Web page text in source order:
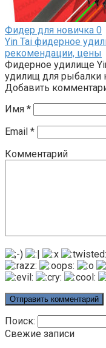
Фидер для новичка 0
Yin Tai фидерное
рекомендации, цены
Фидерное удилище
удилищ для рыбалки
Добавить
Имя *
Email *
Комментарий
Поиск:
Свежие записи